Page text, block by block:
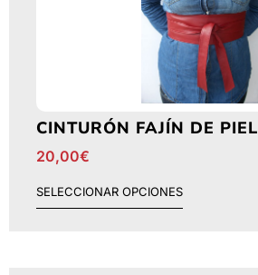
CINTURÓN FAJÍN DE PIEL
20,00€
SELECCIONAR OPCIONES